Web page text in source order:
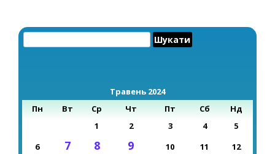
Травень 2024
Пн
Вт Ср Чт Пт Сб
Нд
1
2 3 4
5
6
7 8 9 10 11 12